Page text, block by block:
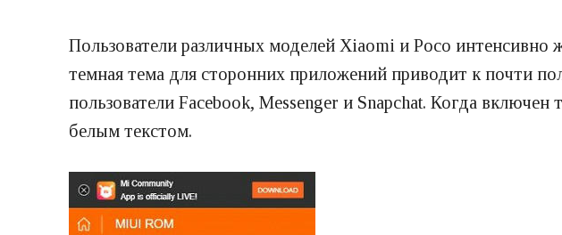
Пользователи различных моделей Xiaomi и Poco
темная тема для сторонних приложений приводит к почти
пользователи Facebook, Messenger и Snapchat. Когда
белым текстом.